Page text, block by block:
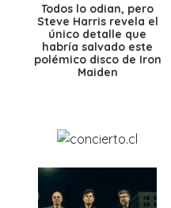
Todos lo odian, pero
Steve Harris revela el
único detalle que
habría salvado este
polémico disco de Iron
Maiden